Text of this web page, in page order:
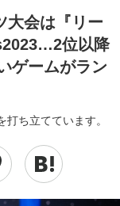
大会は『リー
位以降
ゲームがラン
ち立てています。